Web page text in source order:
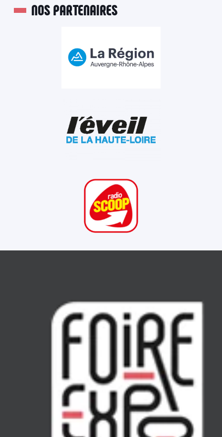
NOS PARTENAIRES